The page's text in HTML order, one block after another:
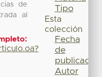
de
al
Tipo
Esta
colección
Fecha
de
publicación
Autor